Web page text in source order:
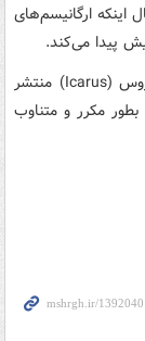
اینکه ارگانیسم‌های
پیدا می‌کند.
محققان این پژوهش در مقاله‌ای که در نشریه ایکاروس (Icarus) منتشر
مکرر و متناوب